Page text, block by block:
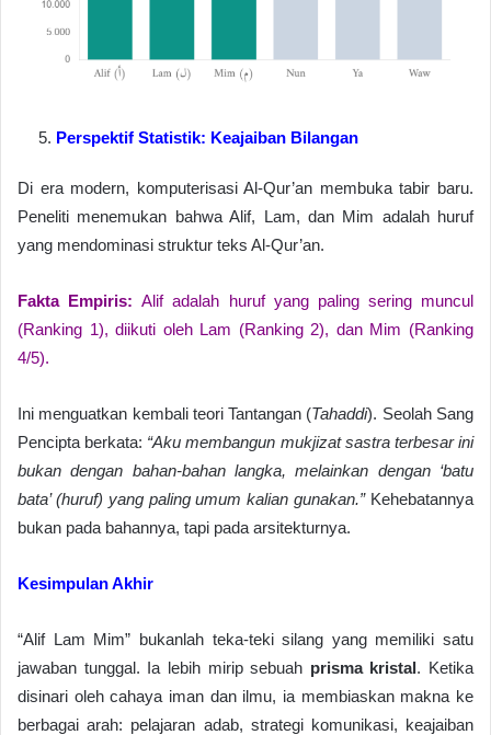
Perspektif Statistik: Keajaiban Bilangan
Di era modern, komputerisasi Al-Qur’an membuka tabir baru.
Peneliti menemukan bahwa Alif, Lam, dan Mim adalah huruf
yang mendominasi struktur teks Al-Qur’an.
Fakta Empiris: Alif adalah huruf yang paling sering muncul
(Ranking 1), diikuti oleh Lam (Ranking 2), dan Mim (Ranking
4/5).
Ini menguatkan kembali teori Tantangan (Tahaddi). Seolah Sang
Pencipta berkata: “Aku membangun mukjizat sastra terbesar ini
bukan dengan bahan-bahan langka, melainkan dengan ‘batu
bata’ (huruf) yang paling umum kalian gunakan.”Kehebatannya
bukan pada bahannya, tapi pada arsitekturnya.
Kesimpulan Akhir
“Alif Lam Mim” bukanlah teka-teki silang yang memiliki satu
jawaban tunggal. Ia lebih mirip sebuah prisma kristal. Ketika
disinari oleh cahaya iman dan ilmu, ia membiaskan makna ke
berbagai arah: pelajaran adab, strategi komunikasi, keajaiban